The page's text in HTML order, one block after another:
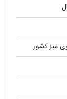
میز کشور